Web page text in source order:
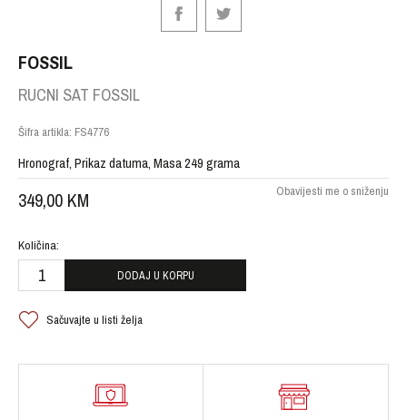
FOSSIL
RUCNI SAT FOSSIL
Šifra artikla: FS4776
Hronograf, Prikaz datuma, Masa 249 grama
349,00 KM Obavijesti me o sniženju
Količina:
DODAJ U KORPU
Sačuvajte u listi želja